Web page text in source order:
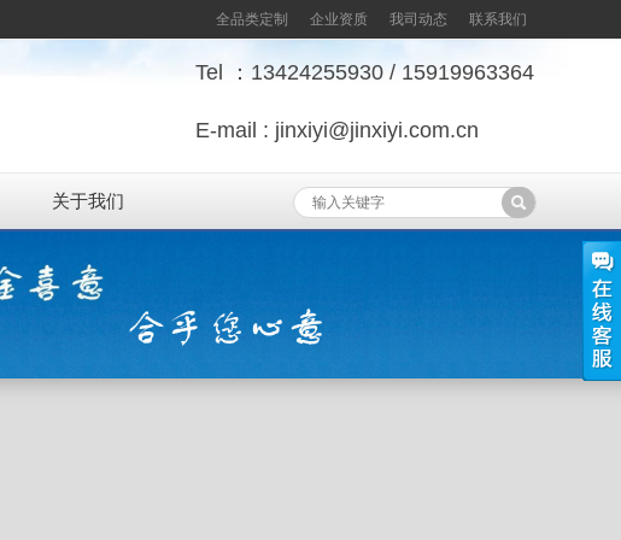
全品类定制 企业资质 我司动态 联系我们
Tel ：13424255930 / 15919963364
E-mail : jinxiyi@jinxiyi.com.cn
关于我们